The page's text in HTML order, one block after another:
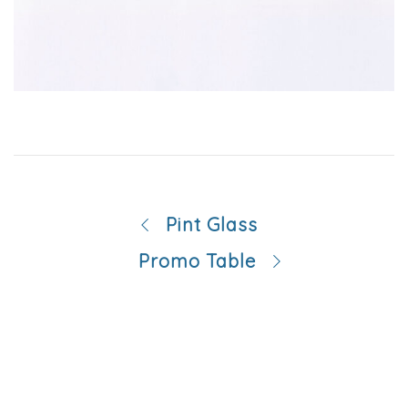
Pint Glass
Promo Table